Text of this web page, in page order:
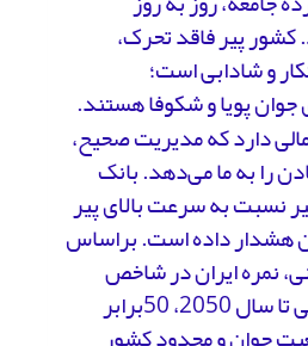
کشور پیر فاقد تحرک،
و شادابی است؛
پویا و شکوفا هستند.
دارد که مدیریت صحیح،
را به ما می‌دهد. بانک
نسبت به سرعت بالای پیر
هشدار داده است. براساس
نمره ایران در شاخص
وابستگی سالخوردگی تا سال 2050، 50برابر